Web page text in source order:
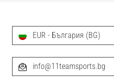
EUR - България (BG)
info@11teamsports.bg